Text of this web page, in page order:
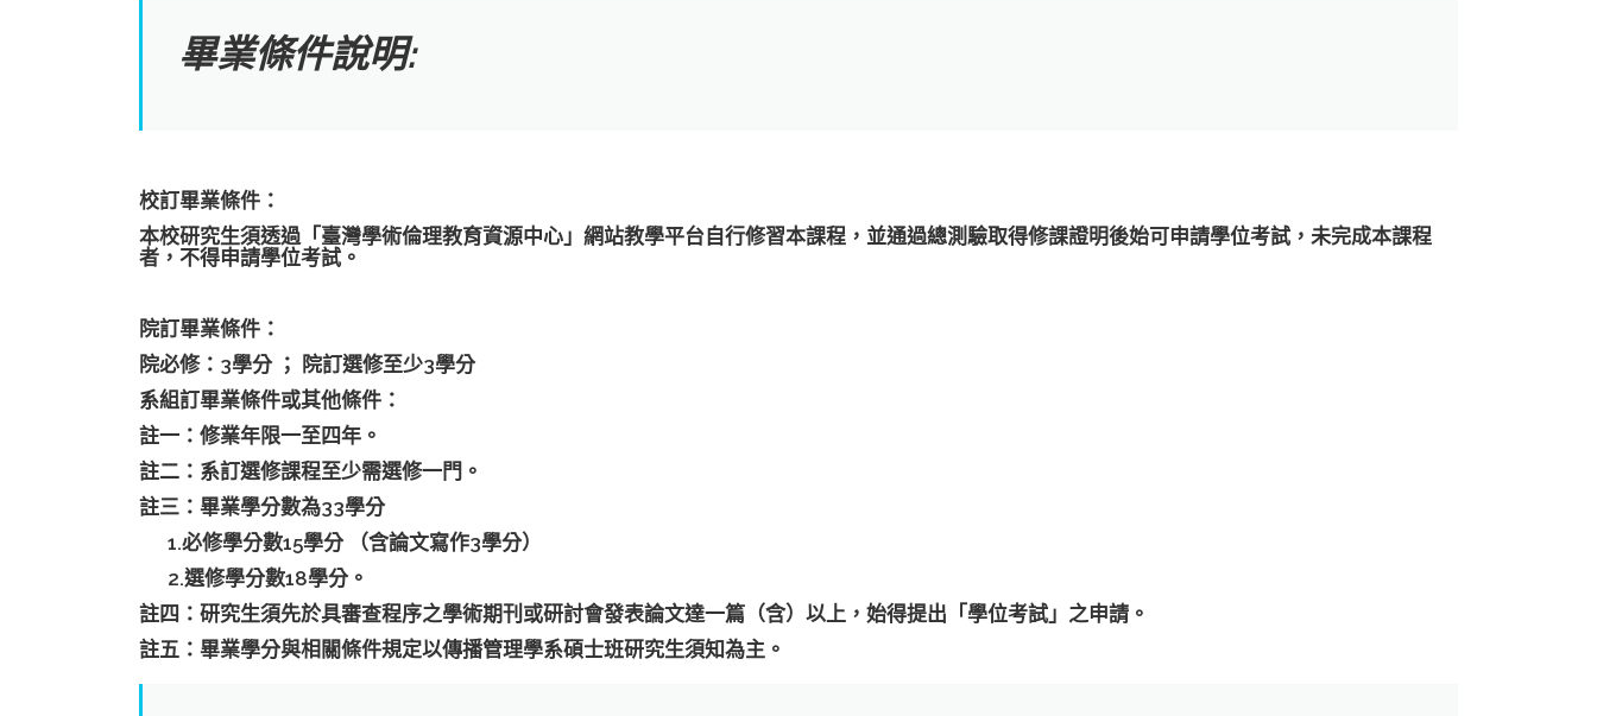
畢業條件說明:
校訂畢業條件：
本校研究生須透過「臺灣學術倫理教育資源中心」網站教學平台自行修習本課程，並通過總測驗取得修課證明後始可申請學位考試，未完成本課程
者，不得申請學位考試。
院訂畢業條件：
院必修：3學分 ； 院訂選修至少3學分
系組訂畢業條件或其他條件：
註一：修業年限一至四年。
註二：系訂選修課程至少需選修一門。
註三：畢業學分數為33學分
1.必修學分數15學分 （含論文寫作3學分）
2.選修學分數18學分。
註四：研究生須先於具審查程序之學術期刊或研討會發表論文達一篇（含）以上，始得提出「學位考試」之申請。
註五：畢業學分與相關條件規定以傳播管理學系碩士班研究生須知為主。